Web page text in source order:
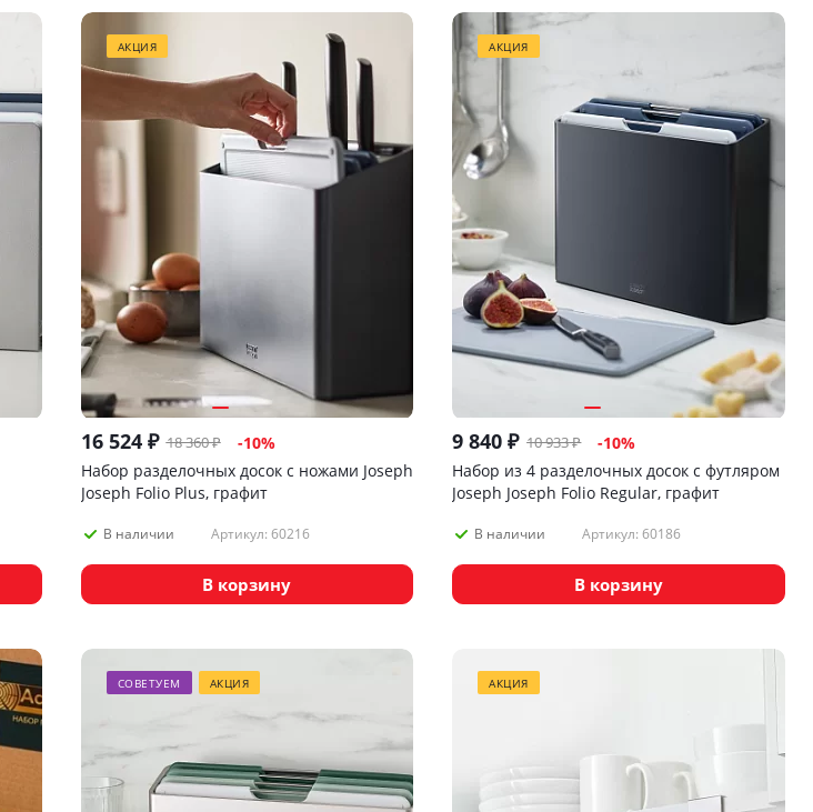
АКЦИЯ
16 524₽ 18 360₽ -10%
Набор разделочных досок с ножами Joseph
Joseph Folio Plus, графит
В наличии Артикул: 60216
В корзину
АКЦИЯ
9 840 ₽ 10 933₽ -10%
Набор из 4 разделочных досок с футляром
Joseph Joseph Folio Regular, графит
В наличии Артикул: 60186
В корзину
СОВЕТУЕМ АКЦИЯ АКЦИЯ